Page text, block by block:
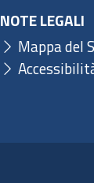
NOTE LEGALI
Mappa del